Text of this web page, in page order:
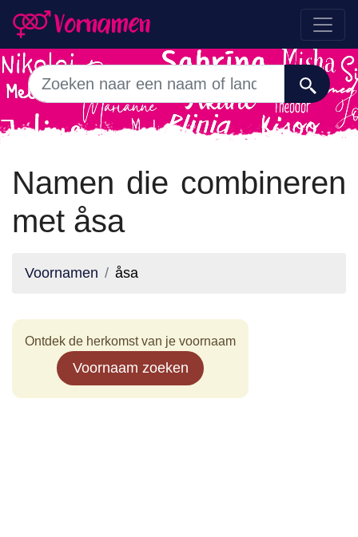
Namen die combineren
met åsa
Voornamen åsa
Ontdek de herkomst van je voornaam
Voornaam zoeken